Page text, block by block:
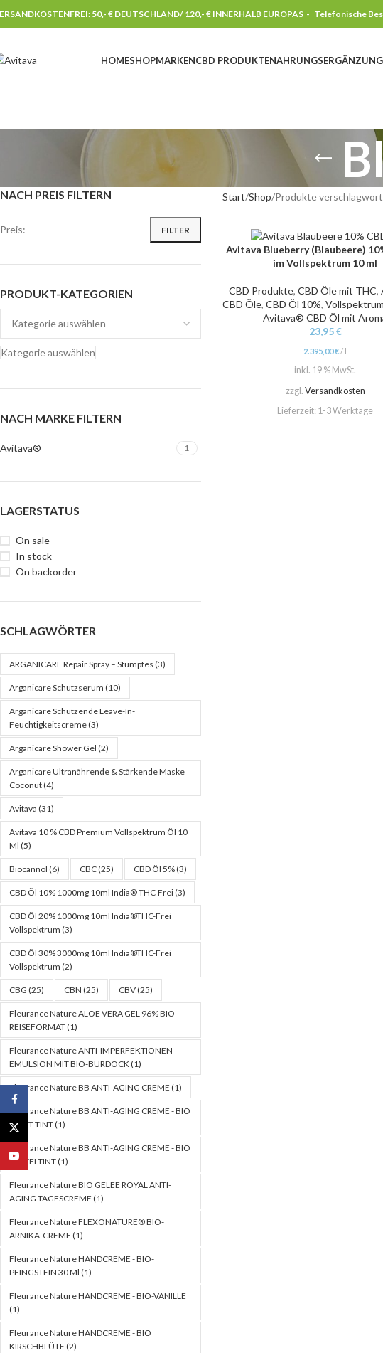
50,- € DEUTSCHLAND/ 120,- € INNERHALB EUROPAS - Telefonische
HOMESHOPMARKENCBD PRODUKTENAHRUNGSERGÄNZUNG
NACH PREIS FILTERN
FILTER
Preis: —
PRODUKT-KATEGORIEN
Kategorie auswählen
NACH MARKE FILTERN
Avitava® 1
LAGERSTATUS
On sale
In stock
On backorder
SCHLAGWÖRTER
ARGANICARE Repair Spray – Stumpfes (3)
Arganicare Schutzserum (10)
Arganicare Schützende Leave-In-
Feuchtigkeitscreme(3)
Arganicare Shower Gel (2)
Arganicare Ultranährende & Stärkende Maske
Coconut(4)
Avitava (31)
Avitava 10 % CBD Premium Vollspektrum Öl 10
Ml (5)
Biocannol (6) CBC(25) CBD Öl 5%(3)
CBD Öl 10% 1000mg 10ml India® THC-Frei(3)
CBD Öl 20% 1000mg 10ml India®THC-Frei
Vollspektrum (3)
CBD Öl 30% 3000mg 10ml India®THC-Frei
Vollspektrum (2)
CBG (25) CBN (25) CBV(25)
Fleurance Nature ALOE VERA GEL 96% BIO
REISEFORMAT(1)
Fleurance Nature ANTI-IMPERFEKTIONEN-
EMULSION MIT BIO-BURDOCK(1)
Fleurance Nature BB ANTI-AGING CREME (1)
Fleurance Nature BB ANTI-AGING CREME - BIO
LIGHT TINT(1)
Fleurance Nature BB ANTI-AGING CREME - BIO
MITTELTINT(1)
Fleurance Nature BIO GELEE ROYAL ANTI-
AGING TAGESCREME (1)
Fleurance Nature FLEXONATURE® BIO-
ARNIKA-CREME (1)
Fleurance Nature HANDCREME - BIO-
PFINGSTEIN 30 Ml (1)
Fleurance Nature HANDCREME - BIO-VANILLE
(1)
Fleurance Nature HANDCREME - BIO
KIRSCHBLÜTE (2)
Start Shop Produkte
IN DEN WARENKORB
Avitava Blueberry (Blaubeere)
im Vollspektrum 10 ml
CBD Produkte, CBD Öle mit THC,
CBD Öle,CBD Öl 10%,
Avitava® CBD Öl mit
23,95€
2.395,00€/
inkl. 19 % MwSt.
zzgl. Versandkosten
Lieferzeit: 1-3 Werktage
Facebook
X
YouTube